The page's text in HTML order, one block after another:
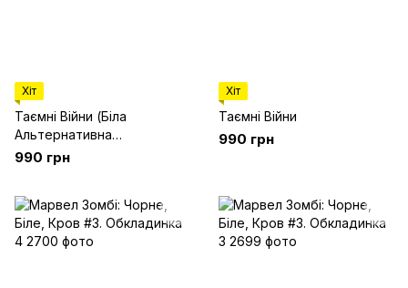
Хіт
Таємні Війни (Біла
Альтернативна
Обкладинка)
990 грн
Хіт
Таємні Війни
990 грн